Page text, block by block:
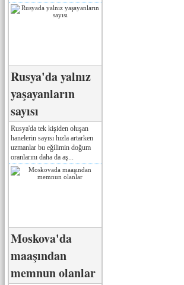
Rusya'da yalnız
yaşayanların
sayısı
Rusya'da tek kişiden oluşan
hanelerin sayısı hızla artarken
uzmanlar bu eğilimin doğum
oranlarını daha da aş...
Moskova'da
maaşından
memnun olanlar